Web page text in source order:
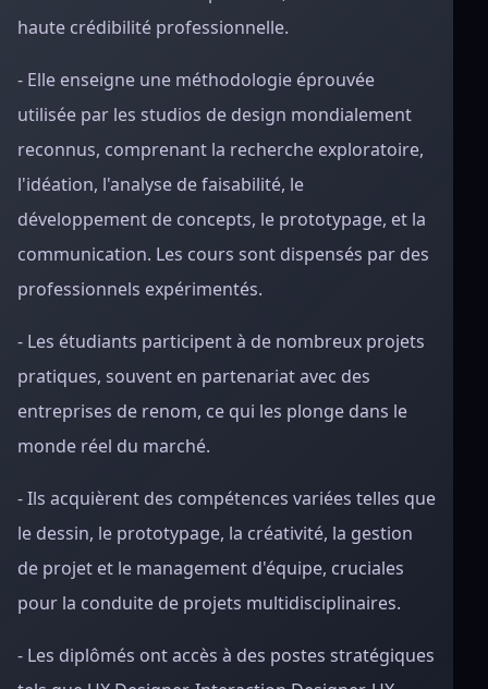
haute crédibilité professionnelle.
- Elle enseigne une méthodologie éprouvée
utilisée par les studios de design mondialement
reconnus, comprenant la recherche exploratoire,
l'idéation, l'analyse de faisabilité, le
développement de concepts, le prototypage, et la
communication. Les cours sont dispensés par des
professionnels expérimentés.
- Les étudiants participent à de nombreux projets
pratiques, souvent en partenariat avec des
entreprises de renom, ce qui les plonge dans le
monde réel du marché.
- Ils acquièrent des compétences variées telles que
le dessin, le prototypage, la créativité, la gestion
de projet et le management d'équipe, cruciales
pour la conduite de projets multidisciplinaires.
- Les diplômés ont accès à des postes stratégiques